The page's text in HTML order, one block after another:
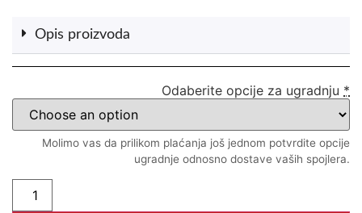
Opis proizvoda
Odaberite opcije za ugradnju *
Molimo vas da prilikom plaćanja još jednom potvrdite opcije
ugradnje odnosno dostave vaših spojlera.